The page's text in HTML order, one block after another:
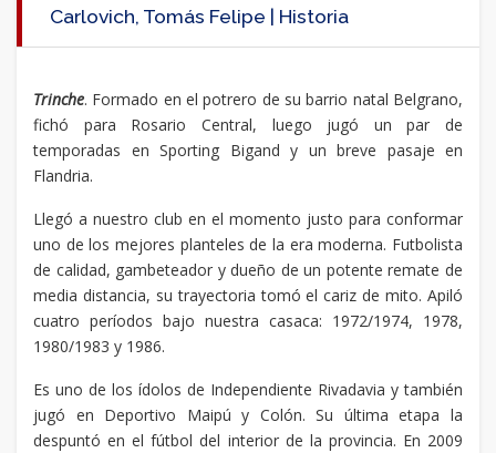
Carlovich, Tomás Felipe | Historia
Trinche. Formado en el potrero de su barrio natal Belgrano,
fichó para Rosario Central, luego jugó un par de
temporadas en Sporting Bigand y un breve pasaje en
Flandria.
Llegó a nuestro club en el momento justo para conformar
uno de los mejores planteles de la era moderna. Futbolista
de calidad, gambeteador y dueño de un potente remate de
media distancia, su trayectoria tomó el cariz de mito. Apiló
cuatro períodos bajo nuestra casaca: 1972/1974, 1978,
1980/1983 y 1986.
Es uno de los ídolos de Independiente Rivadavia y también
jugó en Deportivo Maipú y Colón. Su última etapa la
despuntó en el fútbol del interior de la provincia. En 2009